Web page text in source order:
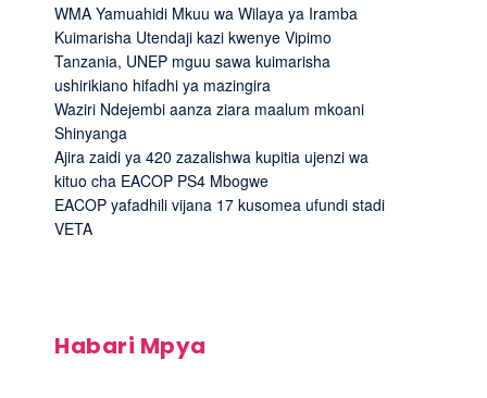
WMA Yamuahidi Mkuu wa Wilaya ya Iramba
Kuimarisha Utendaji kazi kwenye Vipimo
Tanzania, UNEP mguu sawa kuimarisha
ushirikiano hifadhi ya mazingira
Waziri Ndejembi aanza ziara maalum mkoani
Shinyanga
Ajira zaidi ya 420 zazalishwa kupitia ujenzi wa
kituo cha EACOP PS4 Mbogwe
EACOP yafadhili vijana 17 kusomea ufundi stadi
VETA
Habari Mpya